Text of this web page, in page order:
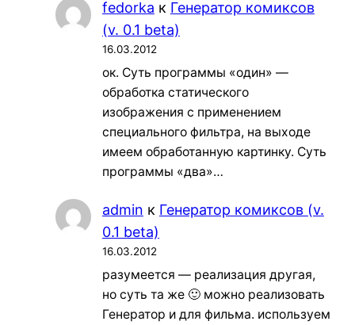
fedorka к Генератор комиксов
(v. 0.1 beta)
16.03.2012
ок. Суть программы «один» —
обработка статического
изображения с применением
специального фильтра, на выходе
имеем обработанную картинку. Суть
программы «два»…
admin к Генератор комиксов (v.
0.1 beta)
16.03.2012
разумеется — реализация другая,
но суть та же 🙂 можно реализовать
Генератор и для фильма. используем